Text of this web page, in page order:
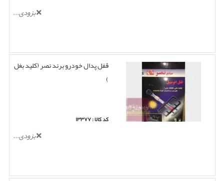
بزودی...
قفل پدال خودرو برند نصر (کلید بغل
)
کد کالا : ۱۳۳۷۷
بزودی...